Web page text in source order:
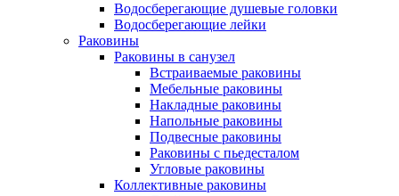
Водосберегающие душевые головки
Водосберегающие лейки
Раковины
Раковины в санузел
Встраиваемые раковины
Мебельные раковины
Накладные раковины
Напольные раковины
Подвесные раковины
Раковины с пьедесталом
Угловые раковины
Коллективные раковины